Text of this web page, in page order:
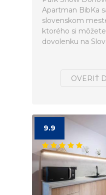
Apartman BibKa
slovenskom
ktorého si
dovolenku na
OVERIŤ
9.9